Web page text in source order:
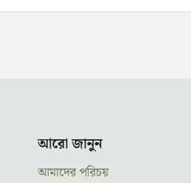
আরো জানুন
আমাদের পরিচয়